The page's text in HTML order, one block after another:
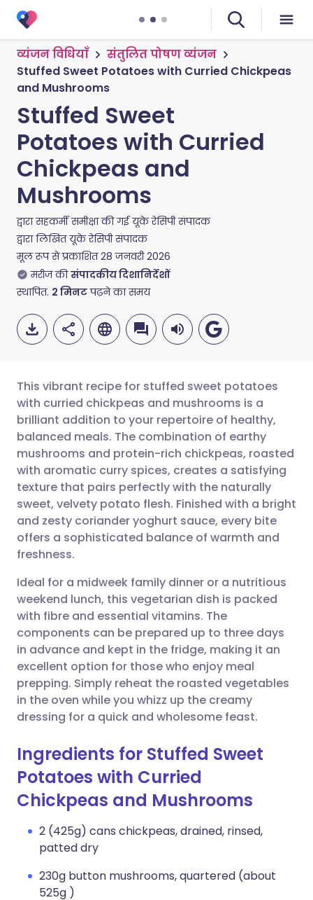
व्यंजन विधियाँ
संतुलित पोषण व्यंजन
Stuffed Sweet Potatoes with Curried Chickpeas
and Mushrooms
Stuffed Sweet
Potatoes with Curried
Chickpeas and
Mushrooms
द्वारा सहकर्मी समीक्षा की गईयूके रेसिपी संपादक
द्वारा लिखितयूके रेसिपी संपादक
मूल रूप से प्रकाशित 28 जनवरी 2026
मरीज की संपादकीय दिशानिर्देशों
स्थापित. 2 मिनटपढ़ने का समय
ईमेल के माध्यम से साझा करें
फेसबुक के माध्यम से साझा करें
लिंक्डइन के माध्यम से साझा
करें
WhatsApp के माध्यम से साझा
करें
लिंक कॉपी करें
🇬🇧 English 🇩🇪 Deutsch
🇪🇸 Español 🇫🇷 Français
🇮🇹 Italiano 🇵🇹
🇮🇳 हिन्दी 🇮🇱 עברית
🇸🇦 عربي 🇸🇪 Svenska
This vibrant recipe for stuffed sweet potatoes
with curried chickpeas and mushrooms is a
brilliant addition to your repertoire of healthy,
balanced meals. The combination of earthy
mushrooms and protein-rich chickpeas, roasted
with aromatic curry spices, creates a satisfying
texture that pairs perfectly with the naturally
sweet, velvety potato flesh. Finished with a bright
and zesty coriander yoghurt sauce, every bite
offers a sophisticated balance of warmth and
freshness.
Ideal for a midweek family dinner or a nutritious
weekend lunch, this vegetarian dish is packed
with fibre and essential vitamins. The
components can be prepared up to three days
in advance and kept in the fridge, making it an
excellent option for those who enjoy meal
prepping. Simply reheat the roasted vegetables
in the oven while you whizz up the creamy
dressing for a quick and wholesome feast.
Ingredients for Stuffed Sweet
Potatoes with Curried
Chickpeas and Mushrooms
2 (425g) cans chickpeas, drained, rinsed,
patted dry
230g button mushrooms, quartered (about
525g )